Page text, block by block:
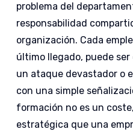
problema del
responsabilidad
organización. Cada
último llegado, puede
un ataque devastador o
con una simple
formación no es un
estratégica que una